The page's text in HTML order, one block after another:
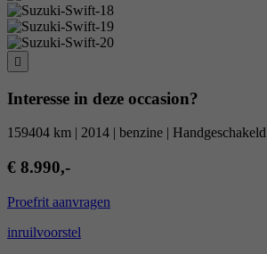
Interesse in deze occasion?
159404 km | 2014 | benzine | Handgeschakeld
€ 8.990,-
Proefrit aanvragen
inruilvoorstel